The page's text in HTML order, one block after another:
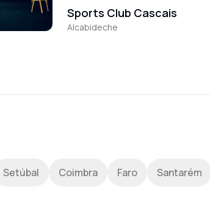
Sports Club Cascais
Alcabideche
Setúbal Coimbra Faro Santarém